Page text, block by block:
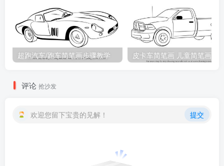
超跑汽车/跑车简笔画步骤教学 皮卡车简笔画 儿童简笔画
评论 抢沙发
欢迎您留下宝贵的见解！ 提交